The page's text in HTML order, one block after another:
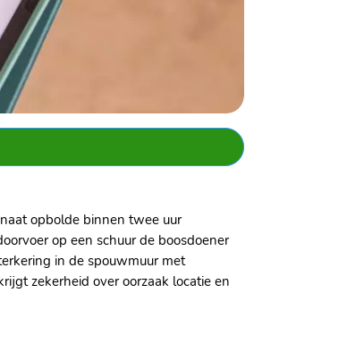
opbolde binnen twee uur
op een schuur de boosdoener
in de spouwmuur met
zekerheid over oorzaak locatie en